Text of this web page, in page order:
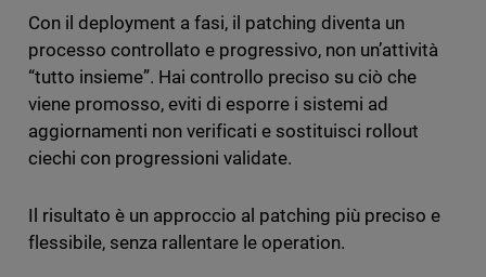
Con il deployment a fasi, il patching diventa un
processo controllato e progressivo, non un’attività
“tutto insieme”. Hai controllo preciso su ciò che
viene promosso, eviti di esporre i sistemi ad
aggiornamenti non verificati e sostituisci rollout
ciechi con progressioni validate.
Il risultato è un approccio al patching più preciso e
flessibile, senza rallentare le operation.